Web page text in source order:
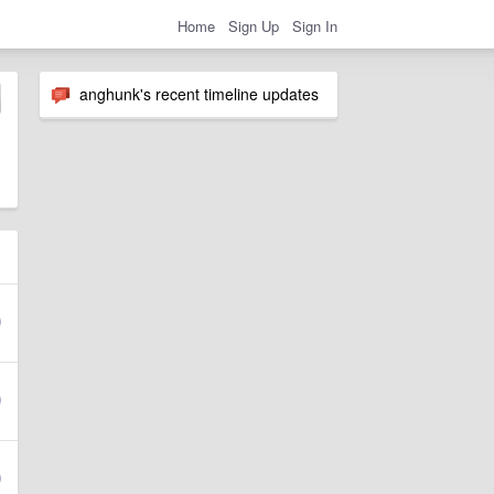
Home Sign Up Sign In
anghunk's recent timeline updates